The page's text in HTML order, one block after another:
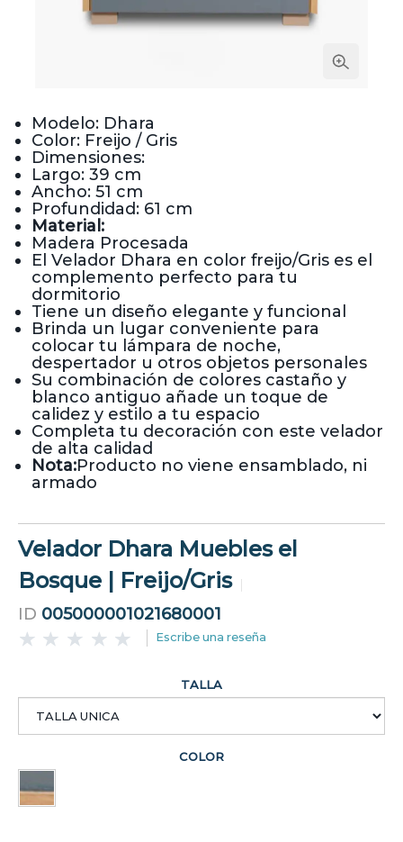
Modelo: Dhara
Color: Freijo / Gris
Dimensiones:
Largo: 39 cm
Ancho: 51 cm
Profundidad: 61 cm
Material:
Madera Procesada
El Velador Dhara en color freijo/Gris es el
complemento perfecto para tu
dormitorio
Tiene un diseño elegante y funcional
Brinda un lugar conveniente para
colocar tu lámpara de noche,
despertador u otros objetos personales
Su combinación de colores castaño y
blanco antiguo añade un toque de
calidez y estilo a tu espacio
Completa tu decoración con este velador
de alta calidad
Nota:Producto no viene ensamblado, ni
armado
Velador Dhara Muebles el
Bosque | Freijo/Gris
ID 005000001021680001
Escribe una reseña
TALLA
COLOR